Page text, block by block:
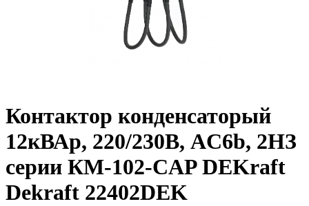
Контактор конденсаторый
12кВАр, 220/230В, AC6b, 2НЗ
серии КМ-102-CAP DEKraft
Dekraft 22402DEK